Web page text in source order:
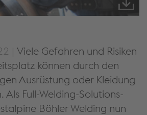
| Viele Gefahren und Risiken
können durch den
Ausrüstung oder Kleidung
Als Full-Welding-Solutions-
Böhler Welding nun